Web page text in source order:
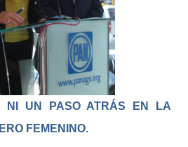
NI UN PASO ATRÁS EN LA
FEMENINO.